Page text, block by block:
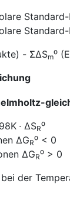
- ΣΔSm⁰
∙ ΔSR⁰
ΔGR⁰ < 0
ΔGR⁰ > 0
der